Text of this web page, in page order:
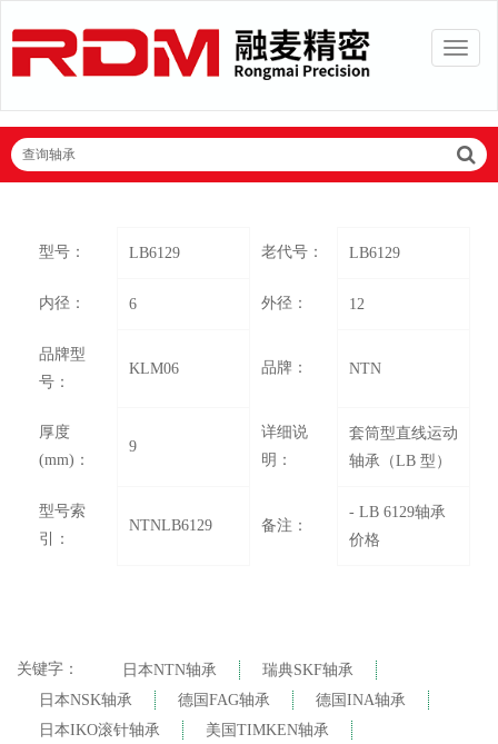
查询轴承
型号： LB6129 老代号： LB6129
内径： 6 外径： 12
品牌型
号：
KLM06 品牌： NTN
厚度
(mm)：
9
详细说
明：
套筒型直线运动
轴承（LB 型）
型号索
引：
NTNLB6129 备注：
- LB 6129轴承
价格
关键字： 日本NTN轴承
瑞典SKF轴承
日本NSK轴承
德国FAG轴承
德国INA轴承
日本IKO滚针轴承
美国TIMKEN轴承